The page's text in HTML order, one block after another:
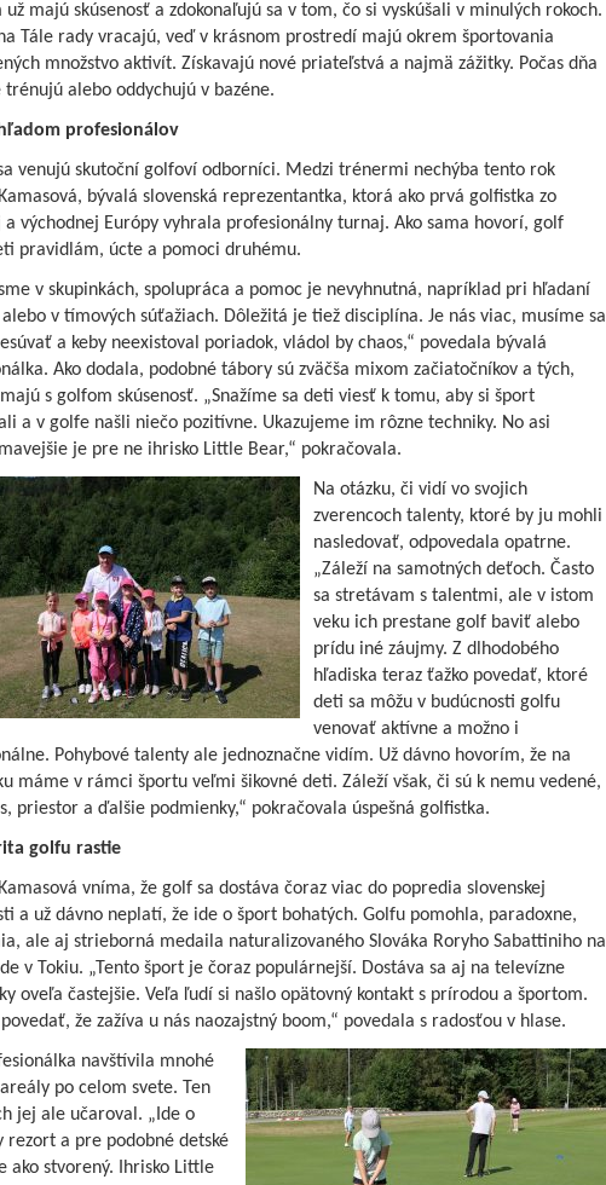
už majú skúsenosť a zdokonaľujú sa v tom, čo si vyskúšali v minulých rokoch.
Tále rady vracajú, veď v krásnom prostredí majú okrem športovania
množstvo aktivít. Získavajú nové priateľstvá a najmä zážitky. Počas dňa
trénujú alebo oddychujú v bazéne.
profesionálov
venujú skutoční golfoví odborníci. Medzi trénermi nechýba tento rok
bývalá slovenská reprezentantka, ktorá ako prvá golfistka zo
a východnej Európy vyhrala profesionálny turnaj. Ako sama hovorí, golf
pravidlám, úcte a pomoci druhému.
v skupinkách, spolupráca a pomoc je nevyhnutná, napríklad pri hľadaní
alebo v tímových súťažiach. Dôležitá je tiež disciplína. Je nás viac, musíme sa
a keby neexistoval poriadok, vládol by chaos,“ povedala bývalá
Ako dodala, podobné tábory sú zväčša mixom začiatočníkov a tých,
s golfom skúsenosť. „Snažíme sa deti viesť k tomu, aby si šport
a v golfe našli niečo pozitívne. Ukazujeme im rôzne techniky. No asi
je pre ne ihrisko Little Bear,“ pokračovala.
Na otázku, či vidí vo svojich
zverencoch talenty, ktoré by ju mohli
nasledovať, odpovedala opatrne.
„Záleží na samotných deťoch. Často
sa stretávam s talentmi, ale v istom
veku ich prestane golf baviť alebo
prídu iné záujmy. Z dlhodobého
hľadiska teraz ťažko povedať, ktoré
deti sa môžu v budúcnosti golfu
venovať aktívne a možno i
Pohybové talenty ale jednoznačne vidím. Už dávno hovorím, že na
máme v rámci športu veľmi šikovné deti. Záleží však, či sú k nemu vedené,
priestor a ďalšie podmienky,“ pokračovala úspešná golfistka.
golfu rastie
vníma, že golf sa dostáva čoraz viac do popredia slovenskej
a už dávno neplatí, že ide o šport bohatých. Golfu pomohla, paradoxne,
ale aj strieborná medaila naturalizovaného Slováka Roryho Sabattiniho na
v Tokiu. „Tento šport je čoraz populárnejší. Dostáva sa aj na televízne
oveľa častejšie. Veľa ľudí si našlo opätovný kontakt s prírodou a športom.
že zažíva u nás naozajstný boom,“ povedala s radosťou v hlase.
navštívila mnohé
po celom svete. Ten
jej ale učaroval. „Ide o
rezort a pre podobné detské
ako stvorený. Ihrisko Little